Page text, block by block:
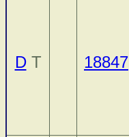
DT 18847